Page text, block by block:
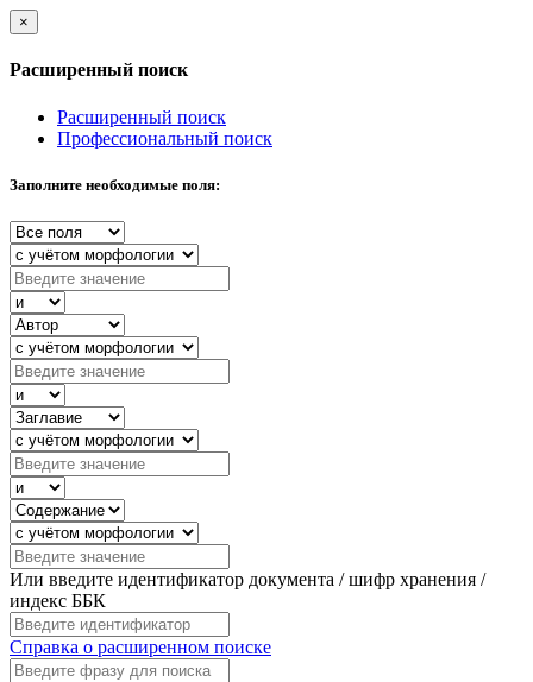
×
Расширенный поиск
Расширенный поиск
Профессиональный поиск
Заполните необходимые поля:
Или введите идентификатор документа / шифр хранения /
индекс ББК
Справка о расширенном поиске